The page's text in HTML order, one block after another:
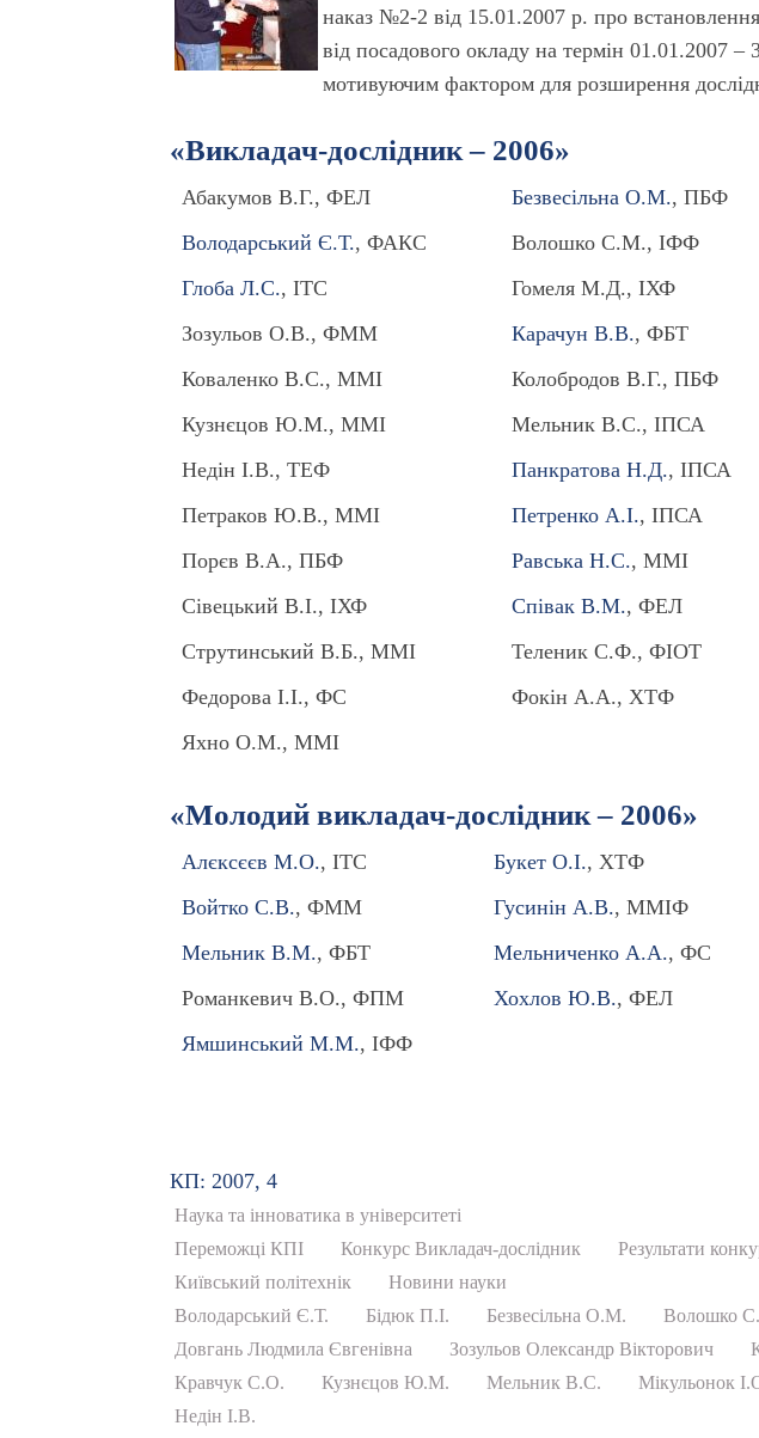
наказ №2-2 від 15.01.2007 р. про
від посадового окладу на термін 01.01.2007
мотивуючим фактором для розширення
«Викладач-дослідник – 2006»
Абакумов В.Г., ФЕЛ Безвесільна О.М., ПБФ
Володарський Є.Т., ФАКС Волошко С.М., ІФФ
Глоба Л.С., ІТС Гомеля М.Д., ІХФ
Зозульов О.В., ФММ
Карачун В.В., ФБТ
Коваленко В.С., ММІ
Колобродов В.Г., ПБФ
Кузнєцов Ю.М., ММІ
Мельник В.С., ІПСА
Недін І.В., ТЕФ
Панкратова Н.Д., ІПСА
Петраков Ю.В., ММІ
Петренко А.І., ІПСА
Порєв В.А., ПБФ
Равська Н.С., ММІ
Сівецький В.І., ІХФ
Співак В.М., ФЕЛ
Струтинський В.Б., ММІ
Теленик С.Ф., ФІОТ
Федорова І.І., ФС
Фокін А.А., ХТФ
Яхно О.М., ММІ
«Молодий викладач-дослідник – 2006»
Алєксєєв М.О., ІТС Букет О.І., ХТФ
Войтко С.В., ФММ Гусинін А.В., ММІФ
Мельник В.М., ФБТ Мельниченко А.А., ФС
Романкевич В.О., ФПМ
Хохлов Ю.В., ФЕЛ
Ямшинський М.М., ІФФ
КП: 2007, 4
Наука та інноватика в університеті
Переможці КПІ
Конкурс Викладач-дослідник
Результати
Київський політехнік
Новини науки
Володарський Є.Т.
Бідюк П.І. Безвесільна О.М. Волошко
Довгань Людмила Євгенівна
Зозульов Олександр Вікторович
Кравчук С.О.
Кузнєцов Ю.М. Мельник В.С. Мікульонок
Недін І.В.